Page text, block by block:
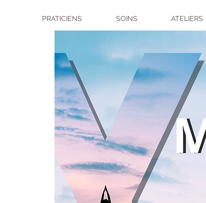
PRATICIENS SOINS ATELIERS